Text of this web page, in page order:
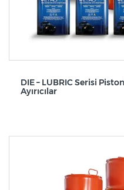
DIE – LUBRIC Serisi
Ayırıcılar